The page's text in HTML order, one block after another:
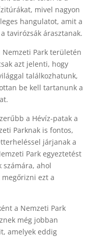
mivel nagyon
hangulatot, amit a
tavirózsák árasztanak.
Park területén
azt jelenti, hogy
találkozhatunk,
be kell tartanunk a
a Hévíz-patak a
Parknak is fontos,
járjanak a
Park egyeztetést
számára, ahol
ezt a
a Nemzeti Park
még jobban
amelyek eddig